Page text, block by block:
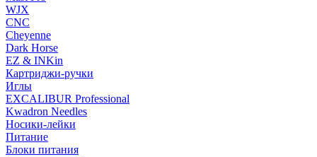
WJX
CNC
Cheyenne
Dark Horse
EZ & INKin
Картриджи-ручки
Иглы
EXCALIBUR Professional
Kwadron Needles
Носики-лейки
Питание
Блоки питания